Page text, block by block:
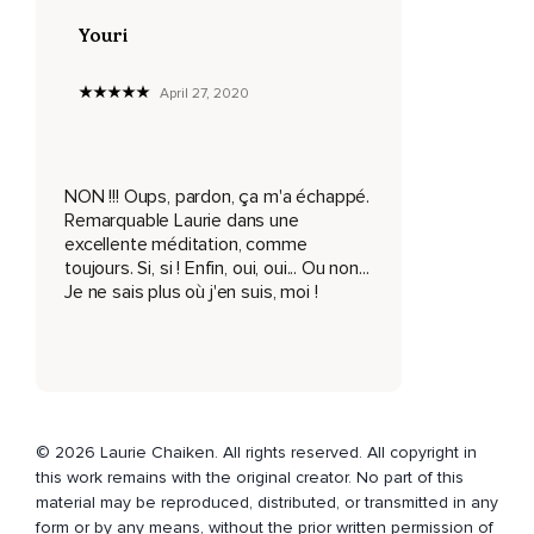
Apprendre à dire non.
Quelles sont les situations dans votre vie où vous avez
besoins des autres plutôt que de faire confiance à votre
voix intérieure.
Prenez quelques instants pour vous remémorer ces
situations.
votre souffle.
Inspirez et expirez en accueillant tout ce qui se passe à
Youri
April 27, 2020
NON !!! Oups, pardon, ça m'a échappé.
Remarquable Laurie dans une
excellente méditation, comme
toujours. Si, si ! Enfin, oui, oui... Ou non...
Je ne sais plus où j'en suis, moi !
© 2026 Laurie Chaiken. All rights reserved. All copyright in
this work remains with the original creator. No part of this
material may be reproduced, distributed, or transmitted in any
form or by any means, without the prior written permission of